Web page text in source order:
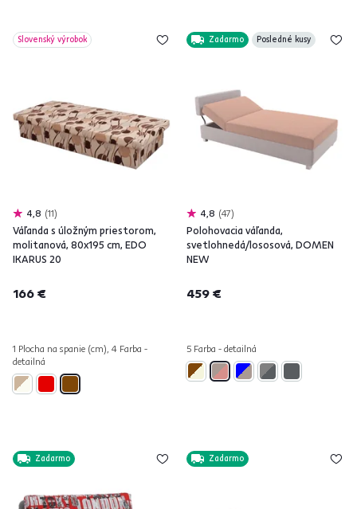
Slovenský výrobok
4,8 11
Váľanda s úložným priestorom,
molitanová, 80x195 cm, EDO
IKARUS 20
166 €
1 Plocha na spanie (cm), 4 Farba -
detailná
Zadarmo Posledné kusy
4,8 47
Polohovacia váľanda,
svetlohnedá/lososová, DOMEN
NEW
459 €
5 Farba - detailná
Zadarmo Zadarmo